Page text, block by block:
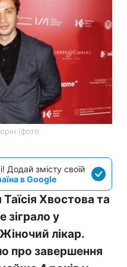
(фото:
Додай змісту своїй
в Google
Хвостова та
зіграло у
лікар.
про завершення